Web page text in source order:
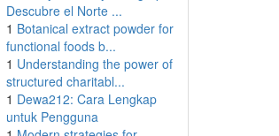
Descubre el Norte ...
1 Botanical extract powder for
functional foods b...
1 Understanding the power of
structured charitabl...
1 Dewa212: Cara Lengkap
untuk Pengguna